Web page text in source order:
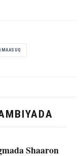
Shaaron